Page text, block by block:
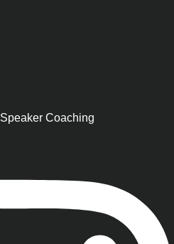
Speaker Coaching